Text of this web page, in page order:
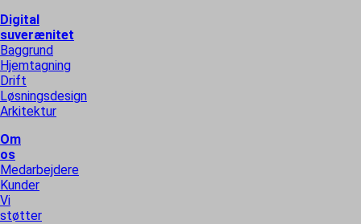
Digital
suverænitet
Baggrund
Hjemtagning
Drift
Løsningsdesign
Arkitektur
Om
os
Medarbejdere
Kunder
Vi
støtter